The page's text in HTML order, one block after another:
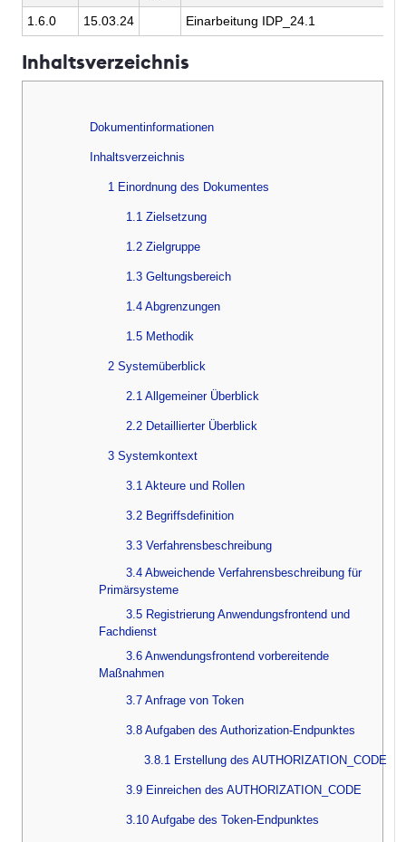
1.6.0 15.03.24 Einarbeitung IDP_24.1
Inhaltsverzeichnis
Dokumentinformationen
Inhaltsverzeichnis
1 Einordnung des Dokumentes
1.1 Zielsetzung
1.2 Zielgruppe
1.3 Geltungsbereich
1.4 Abgrenzungen
1.5 Methodik
2 Systemüberblick
2.1 Allgemeiner Überblick
2.2 Detaillierter Überblick
3 Systemkontext
3.1 Akteure und Rollen
3.2 Begriffsdefinition
3.3 Verfahrensbeschreibung
3.4 Abweichende Verfahrensbeschreibung für
Primärsysteme
3.5 Registrierung Anwendungsfrontend und
Fachdienst
3.6 Anwendungsfrontend vorbereitende
Maßnahmen
3.7 Anfrage von Token
3.8 Aufgaben des Authorization-Endpunktes
3.8.1 Erstellung des AUTHORIZATION_CODE
3.9 Einreichen des AUTHORIZATION_CODE
3.10 Aufgabe des Token-Endpunktes